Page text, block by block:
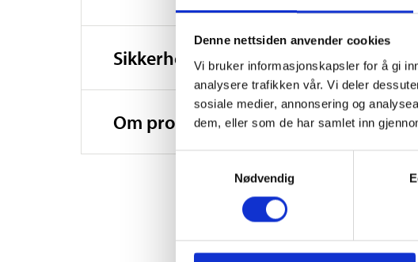
Denne nettsiden anvender cookies
Vi bruker informasjonskapsler for å gi
analysere trafikken vår. Vi deler
sosiale medier, annonsering og
dem, eller som de har samlet inn
Nødvendig
Sikkerhetsinformasjon og øvrige
Om produsenten